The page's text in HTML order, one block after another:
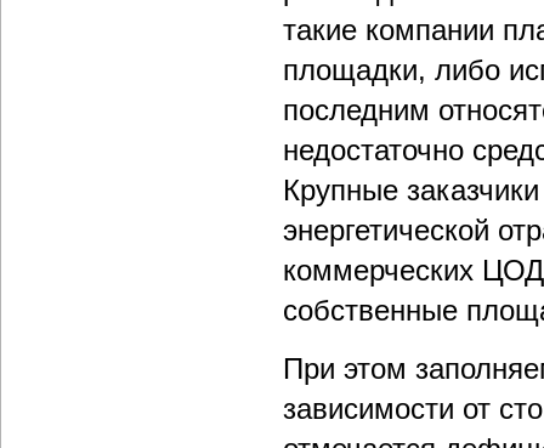
такие компании
площадки, либо
последним
недостаточно
Крупные
энергетической
коммерческих
собственные
При этом
зависимости от